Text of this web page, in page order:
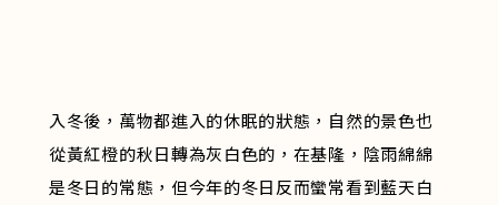
入冬後，萬物都進入的休眠的狀態，自然的景色也
從黃紅橙的秋日轉為灰白色的，在基隆，陰雨綿綿
是冬日的常態，但今年的冬日反而蠻常看到藍天白